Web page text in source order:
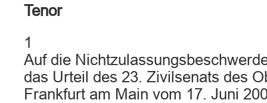
Tenor
1
Auf die
das Urteil des 23. Zivilsenats des
Frankfurt am Main vom 17. Juni